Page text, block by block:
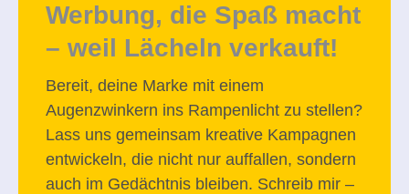
Werbung, die Spaß macht
– weil Lächeln verkauft!
Bereit, deine Marke mit einem
Augenzwinkern ins Rampenlicht zu stellen?
Lass uns gemeinsam kreative Kampagnen
entwickeln, die nicht nur auffallen, sondern
auch im Gedächtnis bleiben. Schreib mir –